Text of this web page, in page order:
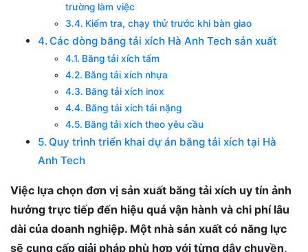
trường làm việc
Kiểm tra, chạy thử trước khi bàn giao
Các dòng băng tải xích Hà Anh Tech sản xuất
Băng tải xích tấm
Băng tải xích nhựa
Băng tải xích inox
Băng tải xích tải nặng
Băng tải xích theo yêu cầu
Quy trình triển khai dự án băng tải xích tại Hà
Anh Tech
Việc lựa chọn đơn vị sản xuất băng tải xích uy tín ảnh
hưởng trực tiếp đến hiệu quả vận hành và chi phí lâu
dài của doanh nghiệp. Một nhà sản xuất có năng lực
sẽ cung cấp giải pháp phù hợp với từng dây chuyền,